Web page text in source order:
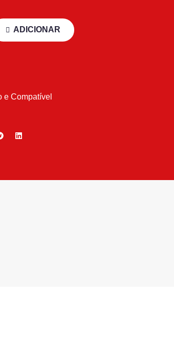
ADICIONAR
e Compatível